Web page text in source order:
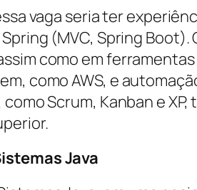
vaga seria ter
Spring (MVC, Spring
como em
como AWS, e
Scrum, Kanban e
Java